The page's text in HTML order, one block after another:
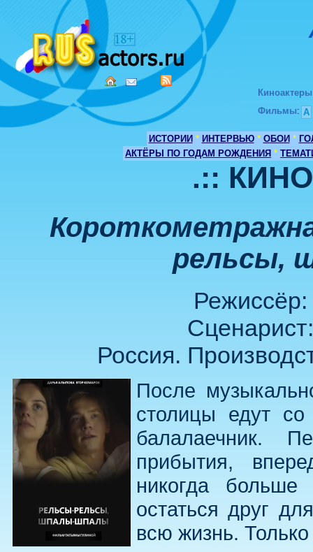
Киноактеры
Фильмы: А
ИСТОРИИ * ИНТЕРВЬЮ * ОБОИ *
АКТЁРЫ ПО ГОДАМ РОЖДЕНИЯ *
.::
рельсы,
Режиссёр:
Россия.
После
столицы едут
балалаечник.
прибытия,
никогда
остаться друг
всю жизнь.